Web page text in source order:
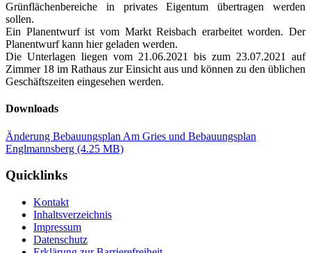
Grünflächenbereiche in privates Eigentum übertragen werden
sollen.
Ein Planentwurf ist vom Markt Reisbach erarbeitet worden. Der
Planentwurf kann hier geladen werden.
Die Unterlagen liegen vom 21.06.2021 bis zum 23.07.2021 auf
Zimmer 18 im Rathaus zur Einsicht aus und können zu den üblichen
Geschäftszeiten eingesehen werden.
Downloads
Änderung Bebauungsplan Am Gries und Bebauungsplan
Englmannsberg (4.25 MB)
Quicklinks
Kontakt
Inhaltsverzeichnis
Impressum
Datenschutz